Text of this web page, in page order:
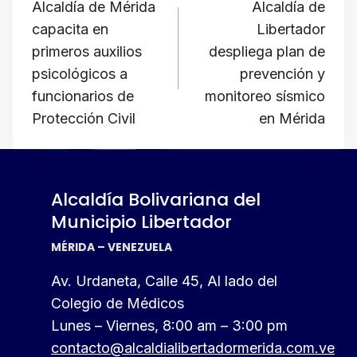
p
p
o
o
k
n
k
de
entradas
Alcaldía de Mérida
capacita en
primeros auxilios
psicológicos a
funcionarios de
Protección Civil
​Alcaldía de
Libertador
despliega plan de
prevención y
monitoreo sísmico
en Mérida
Alcaldía Bolivariana del
Municipio Libertador
MÉRIDA – VENEZUELA
Av. Urdaneta, Calle 45, Al lado del
Colegio de Médicos
Lunes – Viernes, 8:00 am – 3:00 pm
contacto@alcaldialibertadormerida.com.ve